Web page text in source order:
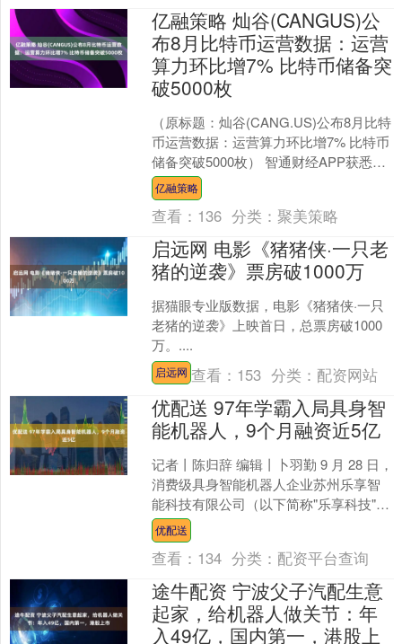
亿融策略 灿谷(CANGUS)公
布8月比特币运营数据：运营
算力环比增7% 比特币储备突
破5000枚
（原标题：灿谷(CANG.US)公布8月比特
币运营数据：运营算力环比增7% 比特币
储备突破5000枚） 智通财经APP获悉，
灿谷(CANG.US)公布了其202....
亿融策略
查看： 136 分类： 聚美策略
启远网 电影《猪猪侠·一只老
猪的逆袭》票房破1000万
据猫眼专业版数据，电影《猪猪侠·一只
老猪的逆袭》上映首日，总票房破1000
万。....
启远网 查看： 153 分类： 配资网站
优配送 97年学霸入局具身智
能机器人，9个月融资近5亿
记者丨陈归辞 编辑丨卜羽勤 9 月 28 日，
消费级具身智能机器人企业苏州乐享智
能科技有限公司（以下简称"乐享科技"）
正式宣布完成 2 亿元"天使 ++ "轮融....
优配送
查看： 134 分类： 配资平台查询
途牛配资 宁波父子汽配生意
起家，给机器人做关节：年
入49亿，国内第一，港股上